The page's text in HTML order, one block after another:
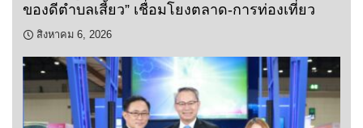
ของดีตำบลเสี้ยว” เชื่อมโยงตลาด-การท่องเที่ยว
สิงหาคม 6, 2026